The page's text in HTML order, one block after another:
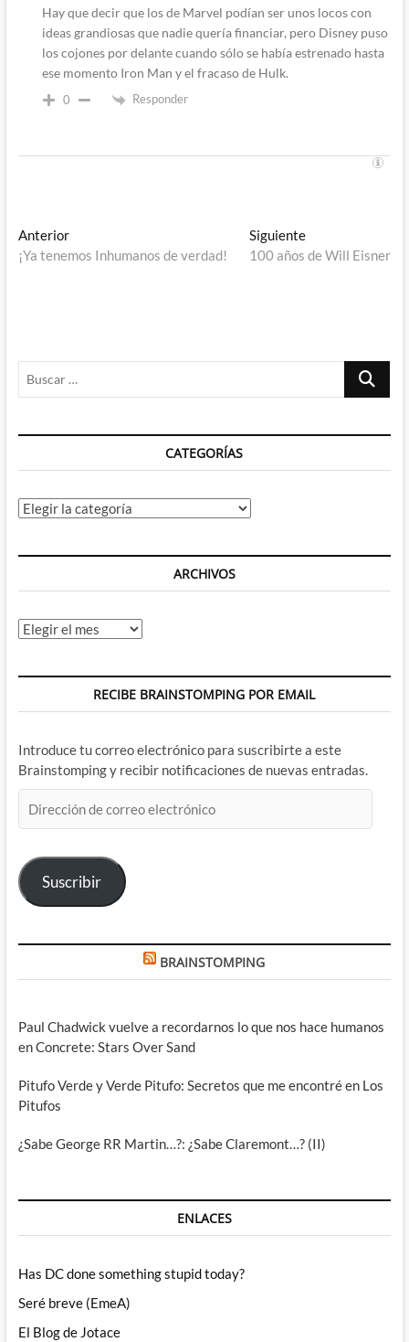
Hay que decir que los de Marvel podían ser unos locos con
ideas grandiosas que nadie quería financiar, pero Disney puso
los cojones por delante cuando sólo se había estrenado hasta
ese momento Iron Man y el fracaso de Hulk.
0 Responder
Navegación
de
AnteriorEntrada
anterior:
¡Ya tenemos Inhumanos de verdad!
SiguienteEntrada
siguiente:
100 años de Will Eisner
Buscar
CATEGORÍAS
Categorías
ARCHIVOS
Archivos
RECIBE BRAINSTOMPING POR EMAIL
Introduce tu correo electrónico para suscribirte a este
Brainstomping y recibir notificaciones de nuevas entradas.
de
electrónico
Suscribir
BRAINSTOMPING
Paul Chadwick vuelve a recordarnos lo que nos hace humanos
en Concrete: Stars Over Sand
Pitufo Verde y Verde Pitufo: Secretos que me encontré en Los
Pitufos
¿Sabe George RR Martin…?: ¿Sabe Claremont…? (II)
ENLACES
Has DC done something stupid today?
Seré breve (EmeA)
El Blog de Jotace